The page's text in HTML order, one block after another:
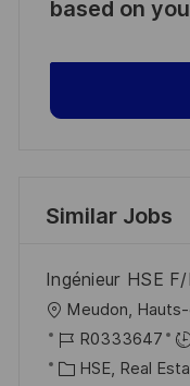
based on
Similar Jobs
Ingénieur HSE F/
L
o
c
Meudon,
J
o
R0333647
C HSE, Real